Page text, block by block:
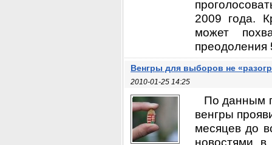
2009 года.
может
преодоления
Венгры для выборов не
2010-01-25 14:25
По данным
венгры
месяцев до
новостями